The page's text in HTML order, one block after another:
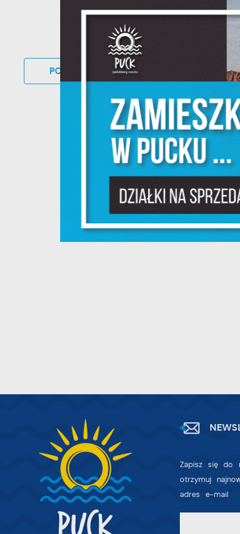
POWRÓT DO KATEGORII
Zapisz się do
otrzymuj
adres e-mail